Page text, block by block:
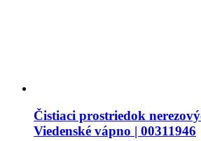
Čistiaci prostriedok
Viedenské vápno | 00311946